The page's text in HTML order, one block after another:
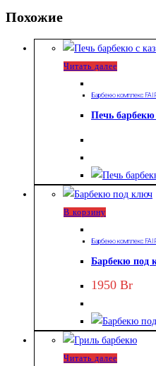
Похожие
Читать далее
Барбекю комплекс
Печь барбекю
В корзину
Барбекю комплекс
Барбекю под
1950 Br
Читать далее